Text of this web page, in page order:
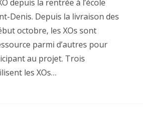
depuis la rentrée à l’école
Denis. Depuis la livraison des
octobre, les XOs sont
parmi d’autres pour
au projet. Trois
les XOs…